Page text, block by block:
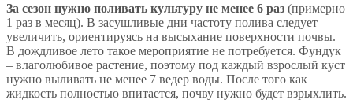
За сезон нужно поливать культуру не менее 6 раз (примерно
1 раз в месяц). В засушливые дни частоту полива следует
увеличить, ориентируясь на высыхание поверхности почвы.
В дождливое лето такое мероприятие не потребуется. Фундук
– влаголюбивое растение, поэтому под каждый взрослый куст
нужно выливать не менее 7 ведер воды. После того как
жидкость полностью впитается, почву нужно будет взрыхлить.